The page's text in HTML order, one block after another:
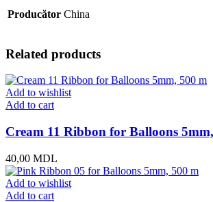
Producător China
Related products
Add to wishlist
Add to cart
Cream 11 Ribbon for Balloons
40,00 MDL
Add to wishlist
Add to cart